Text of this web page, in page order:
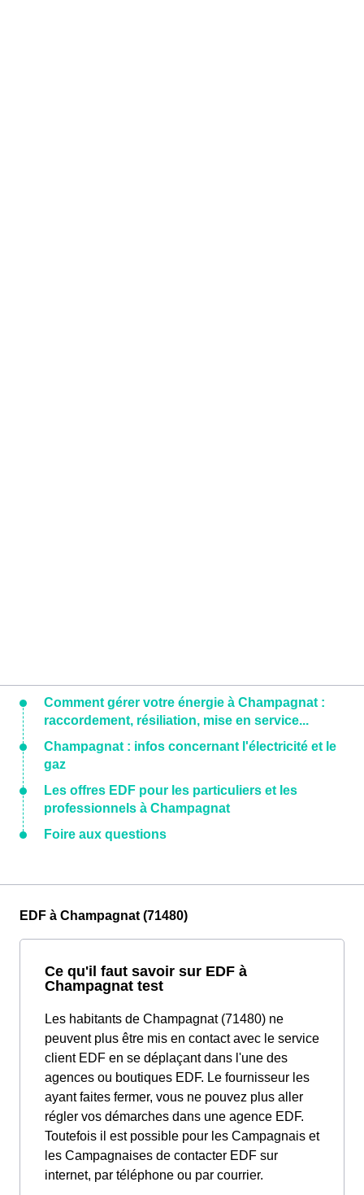
Comment gérer votre énergie à Champagnat :
raccordement, résiliation, mise en service...
Champagnat : infos concernant l'électricité et le
gaz
Les offres EDF pour les particuliers et les
professionnels à Champagnat
Foire aux questions
EDF à Champagnat (71480)
Ce qu'il faut savoir sur EDF à
Champagnat test
Les habitants de Champagnat (71480) ne
peuvent plus être mis en contact avec le service
client EDF en se déplaçant dans l'une des
agences ou boutiques EDF. Le fournisseur les
ayant faites fermer, vous ne pouvez plus aller
régler vos démarches dans une agence EDF.
Toutefois il est possible pour les Campagnais et
les Campagnaises de contacter EDF sur
internet, par téléphone ou par courrier.